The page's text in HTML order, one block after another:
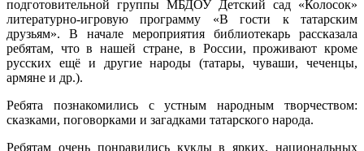
подготовительной группы МБДОУ Детский сад «Колосок»
литературно-игровую программу «В гости к татарским
друзьям». В начале мероприятия библиотекарь рассказала
ребятам, что в нашей стране, в России, проживают кроме
русских ещё и другие народы (татары, чуваши, чеченцы,
армяне и др.).
Ребята познакомились с устным народным творчеством:
сказками, поговорками и загадками татарского народа.
Ребятам очень понравились куклы в ярких, национальных